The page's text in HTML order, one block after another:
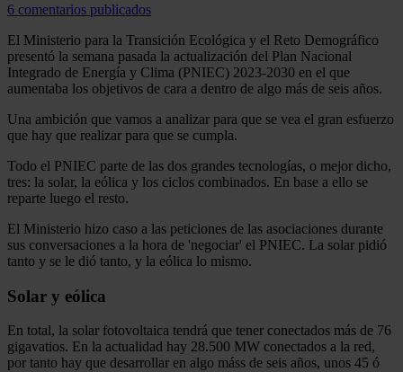
6 comentarios publicados
El Ministerio para la Transición Ecológica y el Reto Demográfico
presentó la semana pasada la actualización del Plan Nacional
Integrado de Energía y Clima (PNIEC) 2023-2030 en el que
aumentaba los objetivos de cara a dentro de algo más de seis años.
Una ambición que vamos a analizar para que se vea el gran esfuerzo
que hay que realizar para que se cumpla.
Todo el PNIEC parte de las dos grandes tecnologías, o mejor dicho,
tres: la solar, la eólica y los ciclos combinados. En base a ello se
reparte luego el resto.
El Ministerio hizo caso a las peticiones de las asociaciones durante
sus conversaciones a la hora de 'negociar' el PNIEC. La solar pidió
tanto y se le dió tanto, y la eólica lo mismo.
Solar y eólica
En total, la solar fotovoltaica tendrá que tener conectados más de 76
gigavatios. En la actualidad hay 28.500 MW conectados a la red,
por tanto hay que desarrollar en algo máss de seis años, unos 45 ó